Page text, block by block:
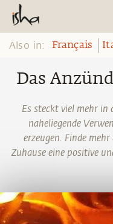
Also in: Français
Das
Es steckt viel mehr in
naheliegende
erzeugen. Finde
Zuhause eine positive